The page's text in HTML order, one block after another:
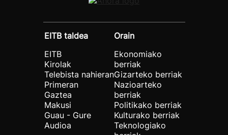
EITB taldea
EITB
Kirolak
Telebista nahieran
Primeran
Gaztea
Makusi
Guau - Gure
Audioa
Orain
Ekonomiako
berriak
Gizarteko berriak
Nazioarteko
berriak
Politikako berriak
Kulturako berriak
Teknologiako